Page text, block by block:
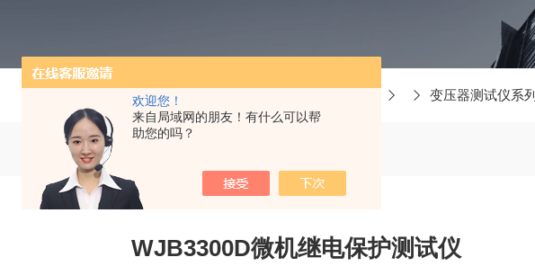
欢迎您！
来自局域网的朋友！有什么可以帮
助您的吗？
变压器测试仪系列
WJB3300D微机继电保护测试仪